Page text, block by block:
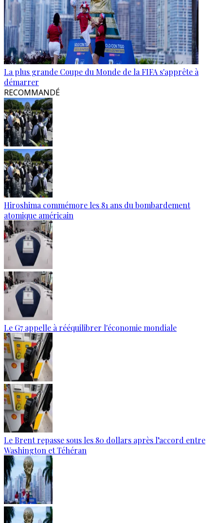
La plus grande Coupe du Monde de la FIFA s'apprête à
démarrer
RECOMMANDÉ
Hiroshima commémore les 81 ans du bombardement
atomique américain
Le G7 appelle à rééquilibrer l'économie mondiale
Le Brent repasse sous les 80 dollars après l’accord entre
Washington et Téhéran